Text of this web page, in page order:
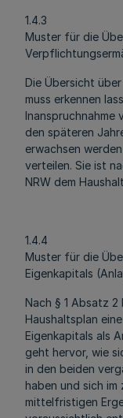
1.4.3
Muster für die
Die Übersicht
muss erkennen
Inanspruchnahme
den späteren
erwachsen
verteilen. Sie ist
NRW dem
1.4.4
Muster für die
Eigenkapitals
Nach § 1 Absatz 2
Haushaltsplan
Eigenkapitals als
geht hervor, wie
in den beiden
haben und sich im
mittelfristigen